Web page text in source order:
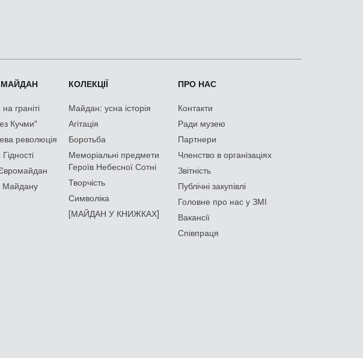
граніті
Кучми"
революція
Майдану
КОЛЕКЦІЇ
Майдан: усна історія
Агітація
Боротьба
Меморіальні предмети
Героїв Небесної Сотні
Творчість
Символіка
[МАЙДАН У КНИЖКАХ]
ПРО НАС
Контакти
Ради музею
Партнери
Членство в організаціях
Звітність
Публічні закупівлі
Головне про нас у ЗМІ
Вакансії
Співпраця